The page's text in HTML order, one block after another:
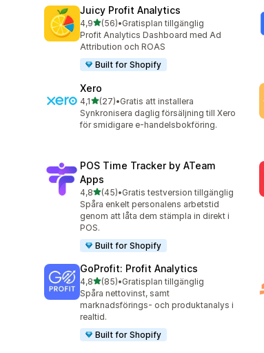
Juicy Profit Analytics
4,9av 5 stjärnor
(56)
56 recensioner totalt
•Gratisplan tillgänglig
Profit Analytics Dashboard med Ad
Attribution och ROAS
Built for Shopify
Xero
4,1av 5 stjärnor
(27)
27 recensioner totalt
•Gratis att installera
Synkronisera daglig försäljning till Xero
för smidigare e-handelsbokföring.
POS Time Tracker by ATeam
Apps
4,8av 5 stjärnor
(45)
45 recensioner totalt
•Gratis testversion tillgänglig
Spåra enkelt personalens arbetstid
genom att låta dem stämpla in direkt i
POS.
Built for Shopify
GoProfit: Profit Analytics
4,8av 5 stjärnor
(85)
85 recensioner totalt
•Gratisplan tillgänglig
Spåra nettovinst, samt
marknadsförings- och produktanalys i
realtid.
Built for Shopify